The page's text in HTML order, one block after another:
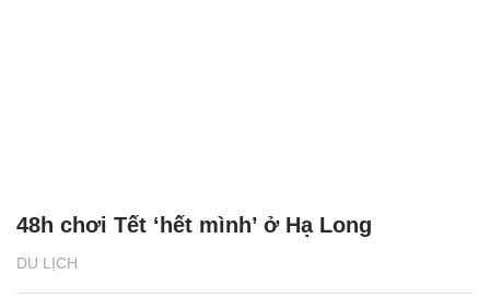
DU LỊCH
48h chơi Tết ‘hết mình’ ở Hạ Long